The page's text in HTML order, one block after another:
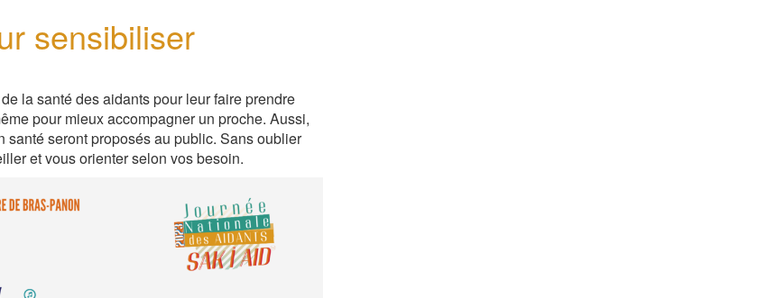
sensibiliser
la santé des aidants pour leur faire prendre
pour mieux accompagner un proche. Aussi,
santé seront proposés au public. Sans oublier
et vous orienter selon vos besoin.